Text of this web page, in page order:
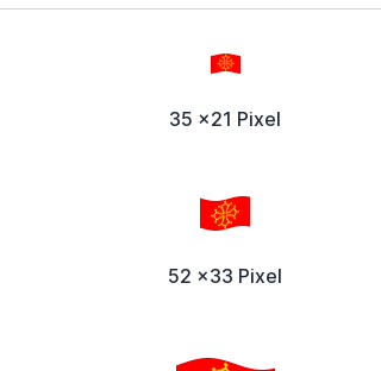
35 x21 Pixel
52 x33 Pixel